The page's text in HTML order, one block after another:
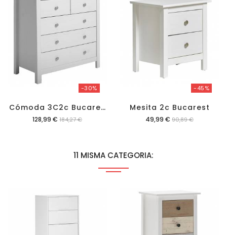
-30%
C
Ómoda 3C2c Bucarest
Precio
128,99 € 184,27 €
-45%
Mesita 2c Bucarest
Precio
49,99 € 90,89 €
11 MISMA CATEGORIA: